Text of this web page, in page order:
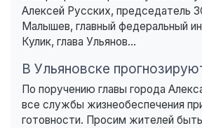
Алексей Русских, председатель
Малышев, главный федеральный
Кулик, глава Ульянов...
В Ульяновске
По поручению главы города
все службы жизнеобеспечения
готовности. Просим жителей